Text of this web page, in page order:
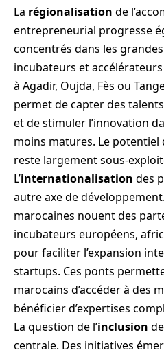
La régionalisation de
entrepreneurial progresse
concentrés dans les
incubateurs et
à Agadir, Oujda, Fès ou
permet de capter des
et de stimuler l’innovation
moins matures. Le potentiel
reste largement sous-
L’internationalisation des
autre axe de
marocaines nouent des
incubateurs européens,
pour faciliter l’expansion
startups. Ces ponts
marocains d’accéder à des
bénéficier d’expertises
La question de l’inclusion
centrale. Des initiatives